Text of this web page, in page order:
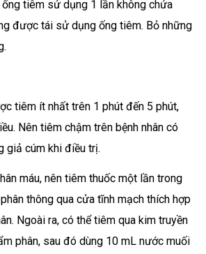
tiêm sử dụng 1 lần không chứa
được tái sử dụng ống tiêm. Bỏ những
tiêm ít nhất trên 1 phút đến 5 phút,
Nên tiêm chậm trên bệnh nhân có
giả cúm khi điều trị.
máu, nên tiêm thuốc một lần trong
thông qua cửa tĩnh mạch thích hợp
Ngoài ra, có thể tiêm qua kim truyền
phân, sau đó dùng 10 mL nước muối